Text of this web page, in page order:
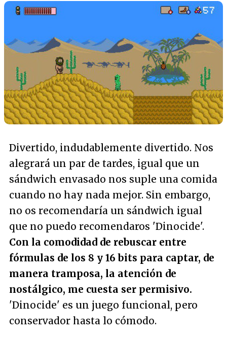
Divertido, indudablemente divertido. Nos
alegrará un par de tardes, igual que un
sándwich envasado nos suple una comida
cuando no hay nada mejor. Sin embargo,
no os recomendaría un sándwich igual
que no puedo recomendaros 'Dinocide'.
Con la comodidad de rebuscar entre
fórmulas de los 8 y 16 bits para captar, de
manera tramposa, la atención de
nostálgico, me cuesta ser permisivo.
'Dinocide' es un juego funcional, pero
conservador hasta lo cómodo.